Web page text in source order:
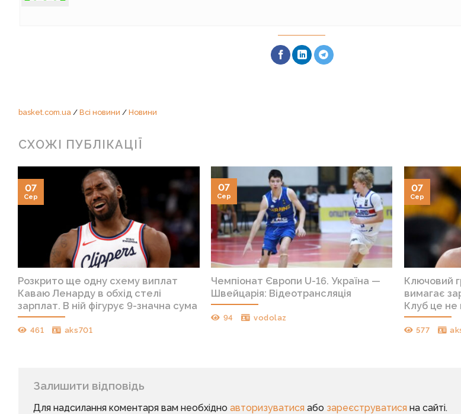
basket.com.ua/ Всі новини / Новини
СХОЖІ ПУБЛІКАЦІЇ
Розкрито ще одну схему виплат
Каваю Ленарду в обхід стелі
зарплат. В ній фігурує 9-значна сума
461 aks701
07
Сер
Чемпіонат Європи U-16. Україна —
Швейцарія: Відеотрансляція
94 vodolaz
07
Сер
Ключовий
вимагає
Клуб це
577
07
Сер
Залишити відповідь
Для надсилання коментаря вам необхідно авторизуватисяабо зареєструватисяна сайті.